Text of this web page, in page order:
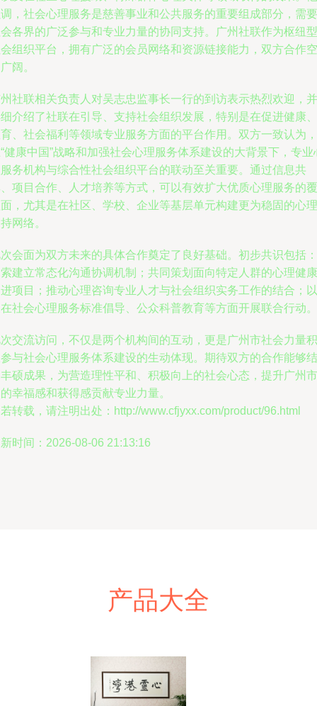
，社会心理服务是慈善事业和公共服务的重要组成部分，需要
各界的广泛参与和专业力量的协同支持。广州社联作为枢纽型
组织平台，拥有广泛的会员网络和资源链接能力，双方合作空
阔。
社联相关负责人对吴志忠监事长一行的到访表示热烈欢迎，并
介绍了社联在引导、支持社会组织发展，特别是在促进健康、
、社会福利等领域专业服务方面的平台作用。双方一致认为，
健康中国”战略和加强社会心理服务体系建设的大背景下，专业
务机构与综合性社会组织平台的联动至关重要。通过信息共
项目合作、人才培养等方式，可以有效扩大优质心理服务的覆
，尤其是在社区、学校、企业等基层单元构建更为稳固的心理
网络。
会面为双方未来的具体合作奠定了良好基础。初步共识包括：
建立常态化沟通协调机制；共同策划面向特定人群的心理健康
项目；推动心理咨询专业人才与社会组织实务工作的结合；以
社会心理服务标准倡导、公众科普教育等方面开展联合行动。
交流访问，不仅是两个机构间的互动，更是广州市社会力量积
与社会心理服务体系建设的生动体现。期待双方的合作能够结
硕成果，为营造理性平和、积极向上的社会心态，提升广州市
幸福感和获得感贡献专业力量。
转载，请注明出处：http://www.cfjyxx.com/product/96.html
时间：2026-08-06 21:13:16
产品大全